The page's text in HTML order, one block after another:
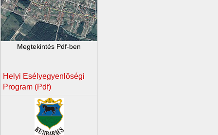
Megtekintés Pdf-ben
Helyi Esélyegyenlõségi
Program (Pdf)